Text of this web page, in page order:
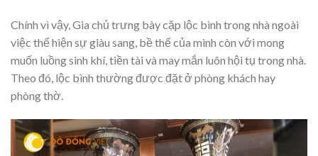
Chính vì vậy, Gia chủ trưng bày cặp lộc bình trong nhà ngoài
việc thể hiện sự giàu sang, bề thế của mình còn với mong
muốn luồng sinh khí, tiền tài và may mắn luôn hội tụ trong nhà.
Theo đó, lộc bình thường được đặt ở phòng khách hay
phòng thờ.